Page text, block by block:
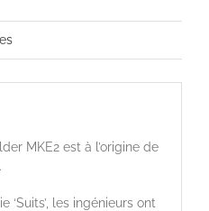
MKE2 est à l’origine de
‘Suits’, les ingénieurs ont